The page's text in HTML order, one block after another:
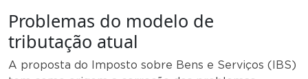
Problemas do modelo de
tributação atual
A proposta do Imposto sobre Bens e Serviços (IBS)